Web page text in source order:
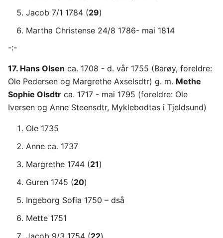
Jacob 7/1 1784 (29)
Martha Christense 24/8 1786- mai 1814
-:-
17. Hans Olsen ca. 1708 - d. vår 1755 (Barøy, foreldre:
Ole Pedersen og Margrethe Axselsdtr) g. m. Methe
Sophie Olsdtr ca. 1717 - mai 1795 (foreldre: Ole
Iversen og Anne Steensdtr, Myklebodtas i Tjeldsund)
Ole 1735
Anne ca. 1737
Margrethe 1744 (21)
Guren 1745 (20)
Ingeborg Sofia 1750 – dså
Mette 1751
Jacob 9/3 1754 (22)